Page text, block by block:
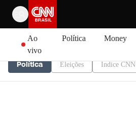
Ao
vivo
Política Money
Política Eleições Índice CNN